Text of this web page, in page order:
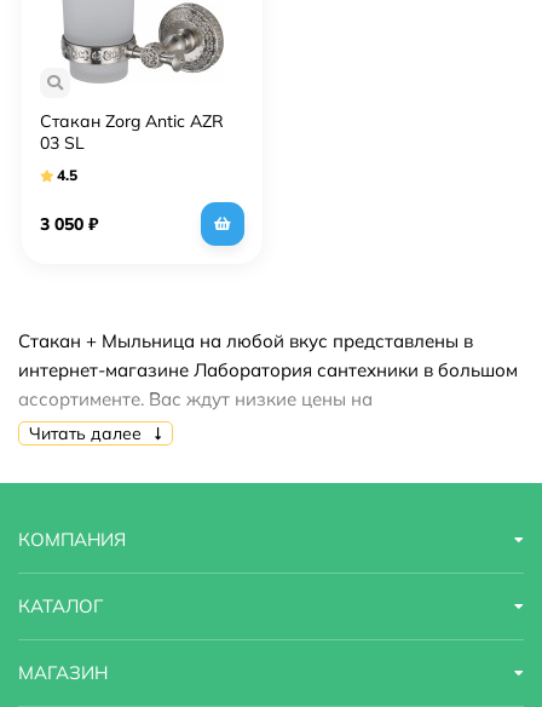
Стакан Zorg Antic AZR
03 SL
4.5
3 050 ₽
Стакан + Мыльница на любой вкус представлены в
интернет-магазине Лаборатория сантехники в большом
ассортименте. Вас ждут низкие цены на
продукцию,акции,скидки,распродажи. Купить стакан +
Читать далее
КОМПАНИЯ
КАТАЛОГ
МАГАЗИН